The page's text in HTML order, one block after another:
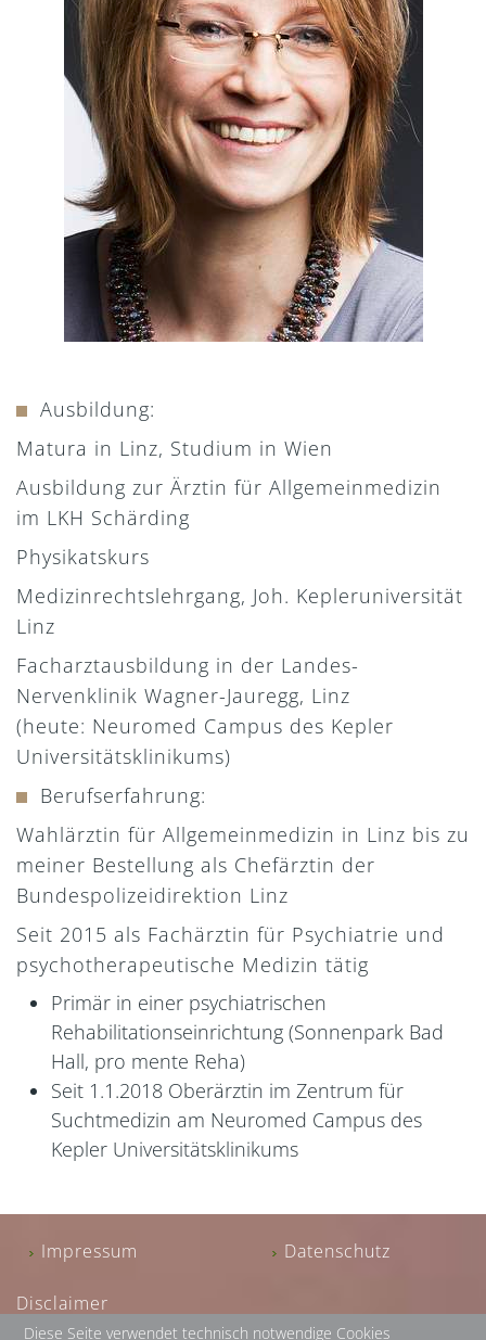
Ausbildung:
Matura in Linz, Studium in Wien
Ausbildung zur Ärztin für Allgemeinmedizin
im LKH Schärding
Physikatskurs
Medizinrechtslehrgang, Joh. Kepleruniversität
Linz
Facharztausbildung in der Landes-
Nervenklinik Wagner-Jauregg, Linz
(heute: Neuromed Campus des Kepler
Universitätsklinikums)
Berufserfahrung:
Wahlärztin für Allgemeinmedizin in Linz bis zu
meiner Bestellung als Chefärztin der
Bundespolizeidirektion Linz
Seit 2015 als Fachärztin für Psychiatrie und
psychotherapeutische Medizin tätig
Primär in einer psychiatrischen
Rehabilitationseinrichtung (Sonnenpark Bad
Hall, pro mente Reha)
Seit 1.1.2018 Oberärztin im Zentrum für
Suchtmedizin am Neuromed Campus des
Kepler Universitätsklinikums
Impressum Datenschutz
Disclaimer
Diese Seite verwendet technisch notwendige Cookies